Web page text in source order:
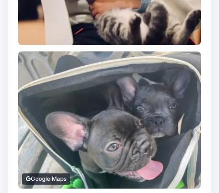
Google Maps